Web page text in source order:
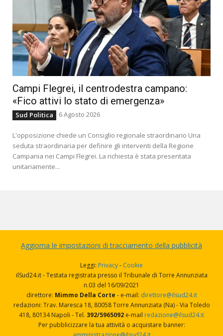
Campi Flegrei, il centrodestra campano:
«Fico attivi lo stato di emergenza»
Sud Politica 6 Agosto 2026
L'opposizione chiede un Consiglio regionale straordinario Una
seduta straordinaria per definire gli interventi della Regione
Campania nei Campi Flegrei. La richiesta è stata presentata
unitariamente...
Aggiorna le impostazioni di tracciamento della pubblicità
Leggi: Privacy- Cookie
ilSud24.it - Testata registrata presso il Tribunale di Torre Annunziata
n.03 del 16/09/2021
direttore: Mimmo Della Corte - e-mail: direttore@ilsud24.it
redazioni: Trav. Maresca 18, 80058 Torre Annunziata (Na) - Via Toledo
418, 80134 Napoli - Tel. 392/5965092 e-mail redazione@ilsud24.it
Per pubblicizzare la tua attività o acquistare banner: